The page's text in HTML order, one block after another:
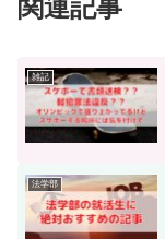
関連記事
雑記
法学部